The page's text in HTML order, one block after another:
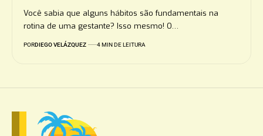
Você sabia que alguns hábitos são fundamentais na
rotina de uma gestante? Isso mesmo! O…
PORDIEGO VELÁZQUEZ 4 MIN DE LEITURA